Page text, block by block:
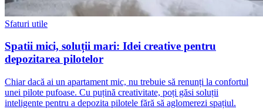
Sfaturi utile
Spatii mici, soluții mari: Idei creative pentru
depozitarea pilotelor
Chiar dacă ai un apartament mic, nu trebuie să renunți la confortul
unei pilote pufoase. Cu puțină creativitate, poți găsi soluții
inteligente pentru a depozita pilotele fără să aglomerezi spațiul.